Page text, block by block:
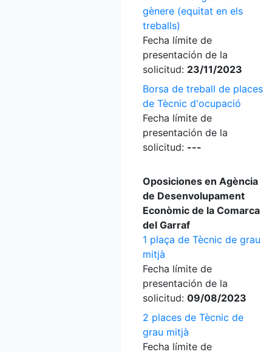
gènere (equitat en els
treballs)
Fecha límite de
presentación de la
solicitud: 23/11/2023
Borsa de treball de places
de Tècnic d'ocupació
Fecha límite de
presentación de la
solicitud: ---
Oposiciones en Agència
de Desenvolupament
Econòmic de la Comarca
del Garraf
1 plaça de Tècnic de grau
mitjà
Fecha límite de
presentación de la
solicitud: 09/08/2023
2 places de Tècnic de
grau mitjà
Fecha límite de